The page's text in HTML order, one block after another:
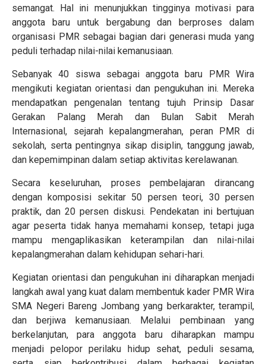
semangat. Hal ini menunjukkan tingginya motivasi para
anggota baru untuk bergabung dan berproses dalam
organisasi PMR sebagai bagian dari generasi muda yang
peduli terhadap nilai-nilai kemanusiaan.
Sebanyak 40 siswa sebagai anggota baru PMR Wira
mengikuti kegiatan orientasi dan pengukuhan ini. Mereka
mendapatkan pengenalan tentang tujuh Prinsip Dasar
Gerakan Palang Merah dan Bulan Sabit Merah
Internasional, sejarah kepalangmerahan, peran PMR di
sekolah, serta pentingnya sikap disiplin, tanggung jawab,
dan kepemimpinan dalam setiap aktivitas kerelawanan.
Secara keseluruhan, proses pembelajaran dirancang
dengan komposisi sekitar 50 persen teori, 30 persen
praktik, dan 20 persen diskusi. Pendekatan ini bertujuan
agar peserta tidak hanya memahami konsep, tetapi juga
mampu mengaplikasikan keterampilan dan nilai-nilai
kepalangmerahan dalam kehidupan sehari-hari.
Kegiatan orientasi dan pengukuhan ini diharapkan menjadi
langkah awal yang kuat dalam membentuk kader PMR Wira
SMA Negeri Bareng Jombang yang berkarakter, terampil,
dan berjiwa kemanusiaan. Melalui pembinaan yang
berkelanjutan, para anggota baru diharapkan mampu
menjadi pelopor perilaku hidup sehat, peduli sesama,